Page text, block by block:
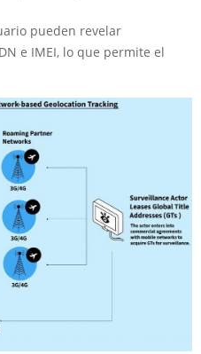
pueden revelar
e IMEI, lo que permite el